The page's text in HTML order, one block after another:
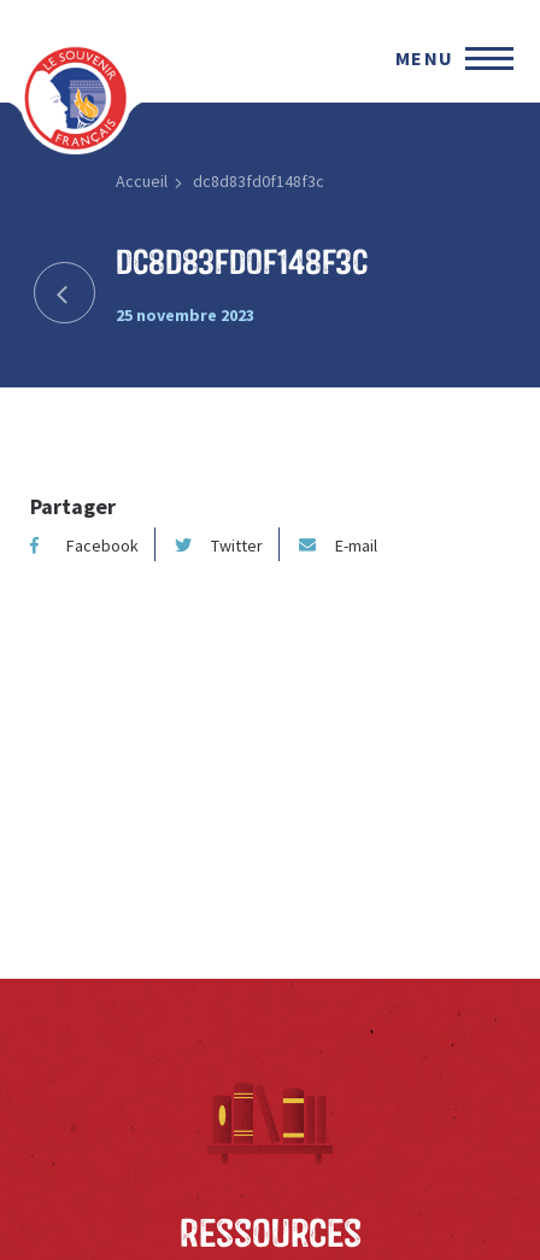
MENU
Accueil dc8d83fd0f148f3c
dc8d83fd0f148f3c
25 novembre 2023
Partager
Facebook Twitter E-mail
Ressources